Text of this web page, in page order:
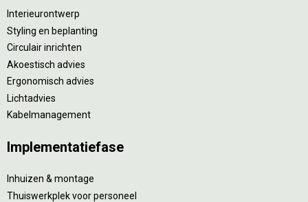
Interieurontwerp
Styling en beplanting
Circulair inrichten
Akoestisch advies
Ergonomisch advies
Lichtadvies
Kabelmanagement
Implementatiefase
Inhuizen & montage
Thuiswerkplek voor personeel